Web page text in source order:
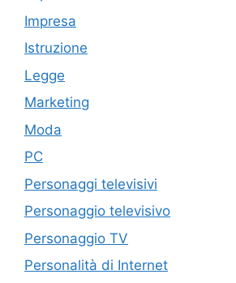
Impresa
Istruzione
Legge
Marketing
Moda
PC
Personaggi televisivi
Personaggio televisivo
Personaggio TV
Personalità di Internet